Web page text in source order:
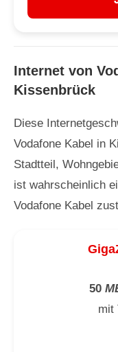
Internet von
Kissenbrück
Diese
Vodafone Kabel in
Stadtteil,
ist wahrscheinlich
Vodafone Kabel
50
mit